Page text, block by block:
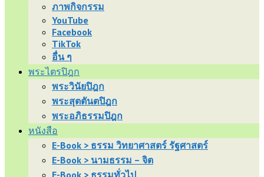
ภาพกิจกรรม
YouTube
Facebook
TikTok
อื่น ๆ
พระไตรปิฎก
พระวินัยปิฎก
พระสุตตันตปิฎก
พระอภิธรรมปิฎก
หนังสือ
E-Book > ธรรม วิทยาศาสตร์ รัฐศาสตร์
E-Book > นามธรรม – จิต
E-Book > ธรรมทั่วไป